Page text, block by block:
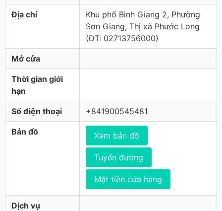
Địa chỉ
Khu phố Bình Giang 2, Phường
Sơn Giang, Thị xã Phước Long
(ÐT: 02713756000)
Mở cửa
Thời gian giới
hạn
Số điện thoại +841900545481
Bản đồ Xem bản đồ
Tuyến đường
Mặt tiền cửa hàng
Dịch vụ